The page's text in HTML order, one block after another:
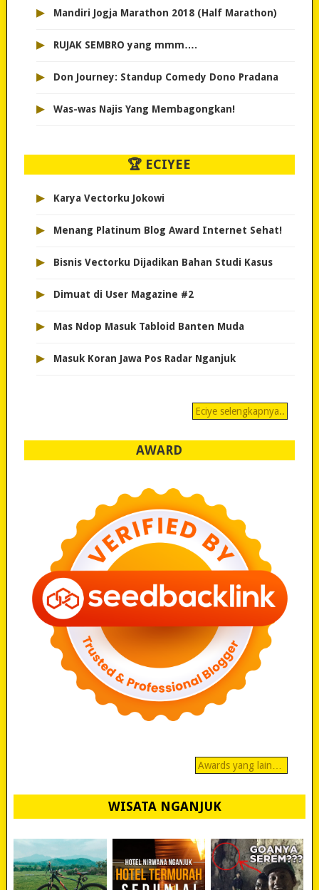
▸ Mandiri Jogja Marathon 2018 (Half Marathon)
▸ RUJAK SEMBRO yang mmm….
▸ Don Journey: Standup Comedy Dono Pradana
▸ Was-was Najis Yang Membagongkan!
🏆 ECIYEE
▸ Karya Vectorku Jokowi
▸ Menang Platinum Blog Award Internet Sehat!
▸ Bisnis Vectorku Dijadikan Bahan Studi Kasus
▸ Dimuat di User Magazine #2
▸ Mas Ndop Masuk Tabloid Banten Muda
▸ Masuk Koran Jawa Pos Radar Nganjuk
Eciye selengkapnya..
AWARD
Awards yang lain…
WISATA NGANJUK